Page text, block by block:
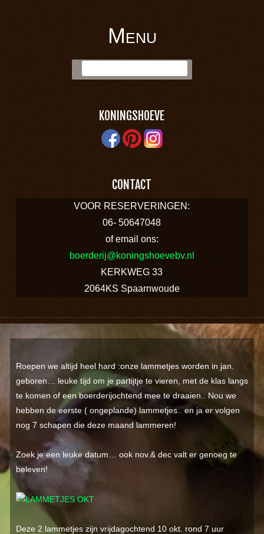
BOERDERIJ
KONINGSHOEVE
Menu
KONINGSHOEVE
CONTACT
VOOR RESERVERINGEN:
06- 50647048
of email ons:
boerderij@koningshoevebv.nl
KERKWEG 33
2064KS Spaarnwoude
Roepen we altijd heel hard :onze lammetjes worden in jan.
geboren… leuke tijd om je partijtje te vieren, met de klas langs
te komen of een boerderijochtend mee te draaien.. Nou we
hebben de eerste ( ongeplande) lammetjes.. en ja er volgen
nog 7 schapen die deze maand lammeren!
Zoek je een leuke datum… ook nov.& dec valt er genoeg te
beleven!
Deze 2 lammetjes zijn vrijdagochtend 10 okt. rond 7 uur